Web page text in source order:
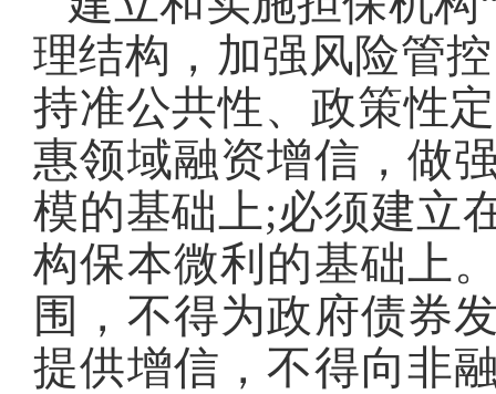
理结构，加强风险管
持准公共性、政策性
惠领域融资增信，做
模的基础上;必须建立
构保本微利的基础上
围，不得为政府债券
提供增信，不得向非